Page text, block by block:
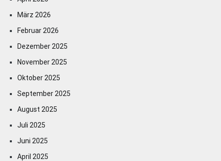
März 2026
Februar 2026
Dezember 2025
November 2025
Oktober 2025
September 2025
August 2025
Juli 2025
Juni 2025
April 2025